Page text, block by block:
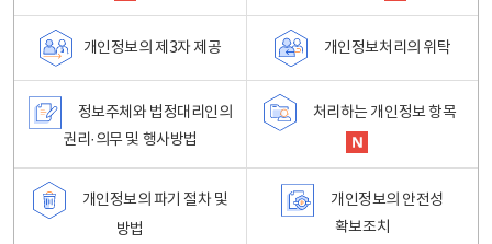
개인정보의 제3자 제공 개인정보처리의 위탁
정보주체와 법정대리인의
권리·의무 및 행사방법
처리하는 개인정보 항목
개인정보의 파기 절차 및
방법
개인정보의 안전성
확보조치